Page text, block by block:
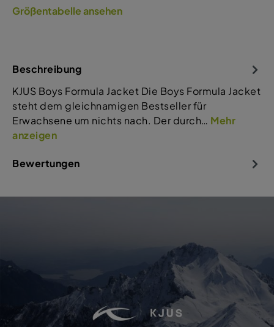
Größentabelle ansehen
Beschreibung
KJUS Boys Formula Jacket Die Boys Formula Jacket
steht dem gleichnamigen Bestseller für
Erwachsene um nichts nach. Der durch… Mehr
anzeigen
Bewertungen